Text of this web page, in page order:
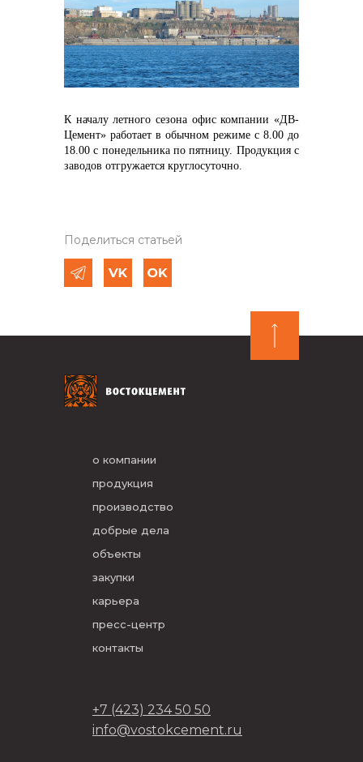
контакты отдела закупок
+7 (423) 234 50 50
К началу летного сезона офис компании «ДВ-
Цемент» работает в обычном режиме с 8.00 до
18.00 с понедельника по пятницу. Продукция с
заводов отгружается круглосуточно.
Поделиться статьей
о компании
продукция
производство
добрые дела
объекты
закупки
карьера
пресс-центр
контакты
+7 (423) 234 50 50
info@vostokcement.ru